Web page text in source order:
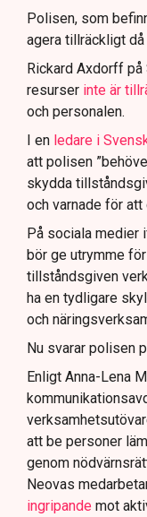
för att
Samtidigt är
att navigera
Polisen, som
agera tillräckligt
Rickard Axdorff
resurser inte är
och personalen.
I en ledare i
att polisen
skydda
och varnade för att
På sociala medier
bör ge utrymme
tillståndsgiven
ha en tydligare
och
Nu svarar polisen
Enligt Anna-Lena
att be personer
genom
Neovas
ingripande mot